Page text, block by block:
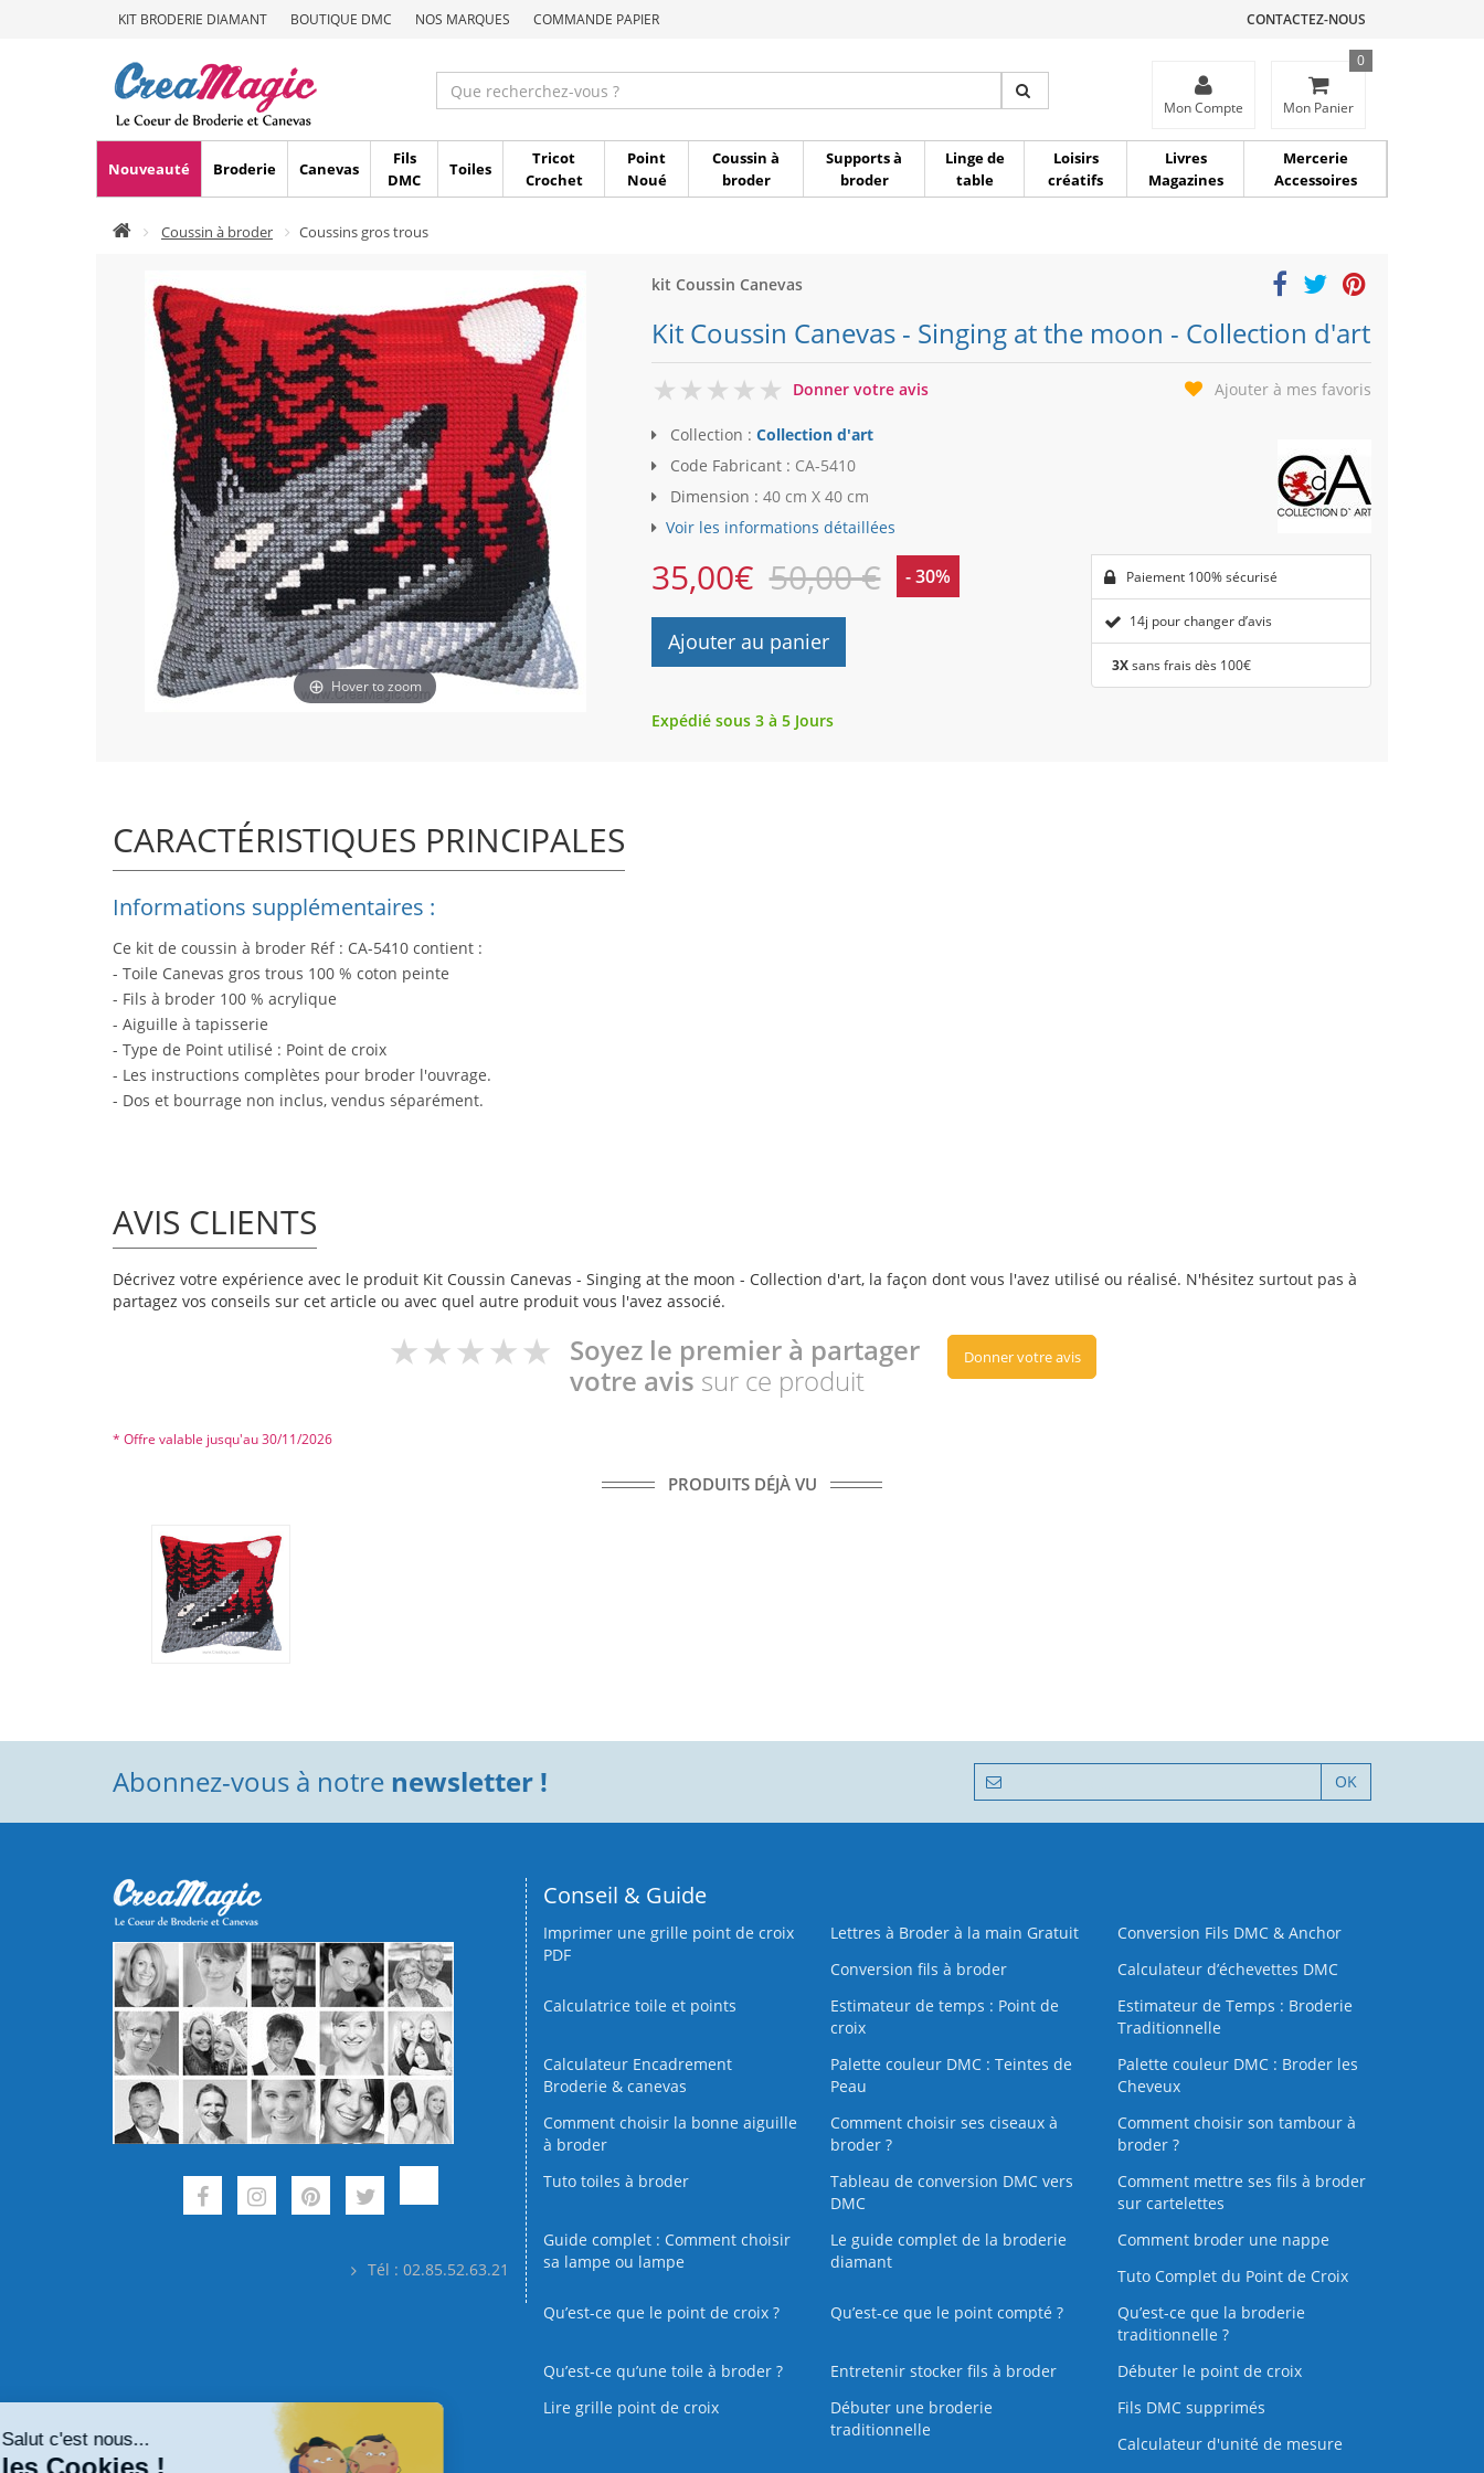
KIT BRODERIE DIAMANT BOUTIQUE DMC NOS MARQUES COMMANDE PAPIER CONTACTEZ-NOUS
Mon Compte Mon Panier
0
Nouveauté Broderie Canevas
Fils
DMC
Toiles
Tricot
Crochet
Point
Noué
Coussin à
broder
Supports à
broder
Linge de
table
Loisirs
créatifs
Livres
Magazines
Mercerie
Accessoires
Coussin à broder Coussins gros trous
Hover to zoom
kit Coussin Canevas
Kit Coussin Canevas - Singing at the moon - Collection d'art
0
Donner votre avis Ajouter à mes favoris
Collection : Collection d'art
Code Fabricant : CA-5410
Dimension : 40 cm X 40 cm
Voir les informations détaillées
35,00€ 50,00 € - 30%
Ajouter au panier
Paiement 100% sécurisé
14j pour changer d’avis
3Xsans frais dès 100€
Expédié sous 3 à 5 Jours
CARACTÉRISTIQUES PRINCIPALES
Informations supplémentaires :
Ce kit de coussin à broder Réf : CA-5410 contient :
- Toile Canevas gros trous 100 % coton peinte
- Fils à broder 100 % acrylique
- Aiguille à tapisserie
- Type de Point utilisé : Point de croix
- Les instructions complètes pour broder l'ouvrage.
- Dos et bourrage non inclus, vendus séparément.
AVIS CLIENTS
Décrivez votre expérience avec le produit Kit Coussin Canevas - Singing at the moon - Collection d'art, la façon dont vous l'avez utilisé ou réalisé. N'hésitez surtout pas à
partagez vos conseils sur cet article ou avec quel autre produit vous l'avez associé.
Soyez le premier à partager
votre avis sur ce produit
Donner votre avis
* Offre valable jusqu'au 30/11/2026
PRODUITS DÉJÀ VU
Abonnez-vous à notre newsletter ! OK
Tél : 02.85.52.63.21
Conseil & Guide
Imprimer une grille point de croix
PDF
Lettres à Broder à la main Gratuit
Conversion Fils DMC & Anchor
Conversion fils à broder
Calculateur d’échevettes DMC
Calculatrice toile et points
Estimateur de temps : Point de
croix
Estimateur de Temps : Broderie
Traditionnelle
Calculateur Encadrement
Broderie & canevas
Palette couleur DMC : Teintes de
Peau
Palette couleur DMC : Broder les
Cheveux
Comment choisir la bonne aiguille
à broder
Comment choisir ses ciseaux à
broder ?
Comment choisir son tambour à
broder ?
Tuto toiles à broder
Tableau de conversion DMC vers
DMC
Comment mettre ses fils à broder
sur cartelettes
Guide complet : Comment choisir
sa lampe ou lampe
Le guide complet de la broderie
diamant
Comment broder une nappe
Tuto Complet du Point de Croix
Qu’est-ce que le point de croix ?
Qu’est-ce que le point compté ?
Qu’est-ce que la broderie
traditionnelle ?
Qu’est‑ce qu’une toile à broder ?
Entretenir stocker fils à broder
Débuter le point de croix
Lire grille point de croix
Débuter une broderie
traditionnelle
Fils DMC supprimés
Calculateur d'unité de mesure